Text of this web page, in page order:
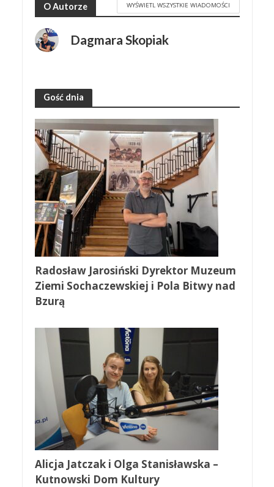
O Autorze WYŚWIETL WSZYSTKIE WIADOMOŚCI
Dagmara Skopiak
Gość dnia
Radosław Jarosiński Dyrektor Muzeum
Ziemi Sochaczewskiej i Pola Bitwy nad
Bzurą
Alicja Jatczak i Olga Stanisławska –
Kutnowski Dom Kultury